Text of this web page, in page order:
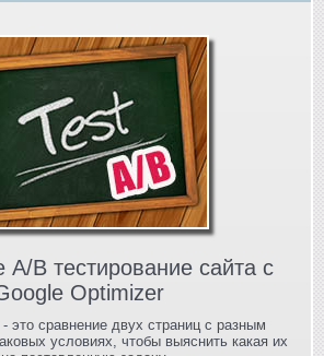
A/B тестирование сайта с
Optimizer
- это сравнение двух страниц с разным
условиях, чтобы выяснить какая их